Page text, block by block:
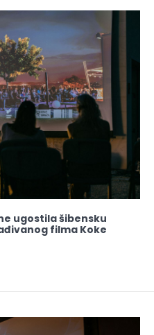
ugostila šibensku
filma Koke